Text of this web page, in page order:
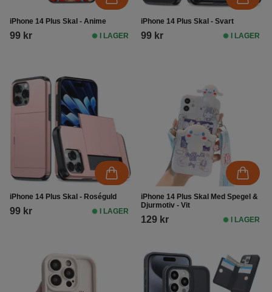
iPhone 14 Plus Skal - Anime
99 kr I LAGER
iPhone 14 Plus Skal - Svart
99 kr I LAGER
iPhone 14 Plus Skal - Roséguld
99 kr I LAGER
iPhone 14 Plus Skal Med Spegel &
Djurmotiv - Vit
129 kr I LAGER